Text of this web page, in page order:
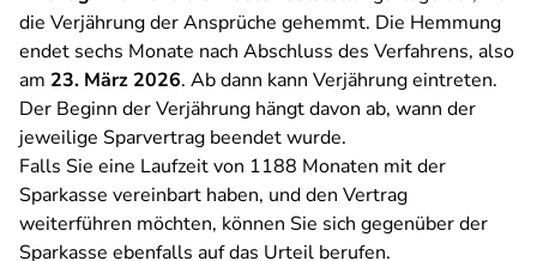
die Verjährung der Ansprüche gehemmt. Die Hemmung
endet sechs Monate nach Abschluss des Verfahrens, also
am 23. März 2026. Ab dann kann Verjährung eintreten.
Der Beginn der Verjährung hängt davon ab, wann der
jeweilige Sparvertrag beendet wurde.
Falls Sie eine Laufzeit von 1188 Monaten mit der
Sparkasse vereinbart haben, und den Vertrag
weiterführen möchten, können Sie sich gegenüber der
Sparkasse ebenfalls auf das Urteil berufen.